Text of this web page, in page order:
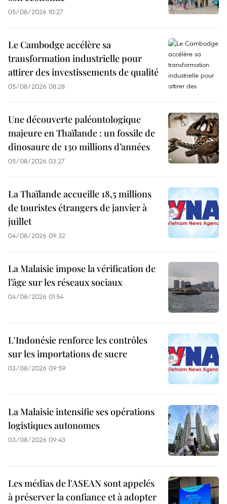
05/08/2026 10:27
Le Cambodge accélère sa
transformation industrielle pour
attirer des investissements de qualité
05/08/2026 08:28
Une découverte paléontologique
majeure en Thaïlande : un fossile de
dinosaure de 130 millions d’années
05/08/2026 03:27
La Thaïlande accueille 18,5 millions
de touristes étrangers de janvier à
juillet
04/08/2026 09:32
La Malaisie impose la vérification de
l’âge sur les réseaux sociaux
04/08/2026 01:54
L'Indonésie renforce les contrôles
sur les importations de sucre
03/08/2026 09:59
La Malaisie intensifie ses opérations
logistiques autonomes
03/08/2026 09:43
Les médias de l'ASEAN sont appelés
à préserver la confiance et à adopter